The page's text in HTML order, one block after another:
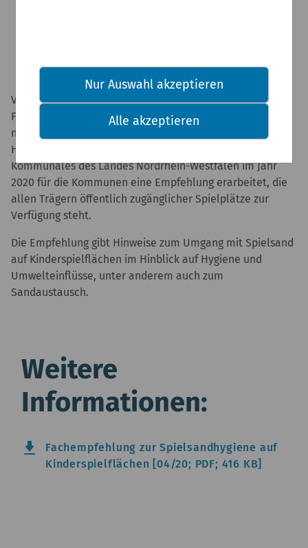
Von Kommunen oder deren Beauftragten werden häufig
Fragen zur Hygiene auf Kinderspielflächen und der
notwendigen Wechselfrequenz von Spielsand gestellt.
Hierzu haben die Ministerien für Umwelt, Gesundheit und
Kommunales des Landes Nordrhein-Westfalen im Jahr
2020 für die Kommunen eine Empfehlung erarbeitet, die
allen Trägern öffentlich zugänglicher Spielplätze zur
Verfügung steht.
Die Empfehlung gibt Hinweise zum Umgang mit Spielsand
auf Kinderspielflächen im Hinblick auf Hygiene und
Umwelteinflüsse, unter anderem auch zum
Sandaustausch.
Weitere
Informationen:
download_2
Fachempfehlung zur Spielsandhygiene auf
Kinderspielflächen [04/20; PDF; 416 KB]
Nur Auswahl akzeptieren
Alle akzeptieren